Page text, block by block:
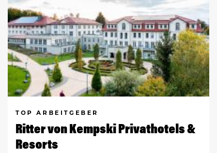
TOP ARBEITGEBER
Ritter von Kempski Privathotels &
Resorts